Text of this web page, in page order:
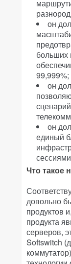
он
больших
99,999%;
он
он
единый
Что такое
довольно
продуктов
продукта
серверов,
Softswitch